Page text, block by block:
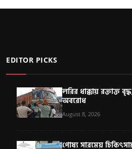
EDITOR PICKS
লরির ধাক্কায় রক্তাক্ত
অবরোধ
August 8, 2026
পোষ্য সারমেয়